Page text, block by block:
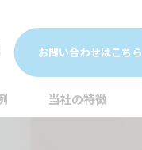
お問い合わせはこちら
当社の特徴